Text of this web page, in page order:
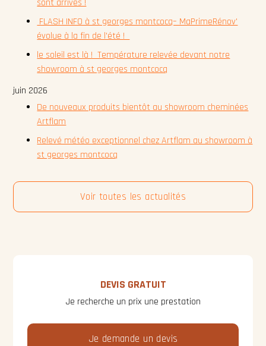
sont arrivés !
FLASH INFO à st georges montcocq– MaPrimeRénov'
évolue à la fin de l'été !
le soleil est là ! Température relevée devant notre
showroom à st georges montcocq
juin 2026
De nouveaux produits bientôt au showroom cheminées
Artflam
Relevé météo exceptionnel chez Artflam au showroom à
st georges montcocq
Voir toutes les actualités
DEVIS GRATUIT
Je recherche un prix une prestation
Je demande un devis